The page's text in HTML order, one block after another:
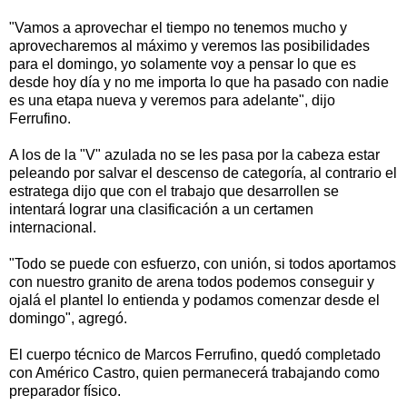
"Vamos a aprovechar el tiempo no tenemos mucho y
aprovecharemos al máximo y veremos las posibilidades
para el domingo, yo solamente voy a pensar lo que es
desde hoy día y no me importa lo que ha pasado con nadie
es una etapa nueva y veremos para adelante", dijo
Ferrufino.
A los de la "V" azulada no se les pasa por la cabeza estar
peleando por salvar el descenso de categoría, al contrario el
estratega dijo que con el trabajo que desarrollen se
intentará lograr una clasificación a un certamen
internacional.
"Todo se puede con esfuerzo, con unión, si todos aportamos
con nuestro granito de arena todos podemos conseguir y
ojalá el plantel lo entienda y podamos comenzar desde el
domingo", agregó.
El cuerpo técnico de Marcos Ferrufino, quedó completado
con Américo Castro, quien permanecerá trabajando como
preparador físico.